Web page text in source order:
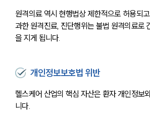
원격의료 역시 현행법상 제한적으로 허용되
과한 원격진료, 진단행위는 불법 원격의료로
을 지게 됩니다.
개인정보보호법 위반
헬스케어 산업의 핵심 자산은 환자 개인정보
니다.